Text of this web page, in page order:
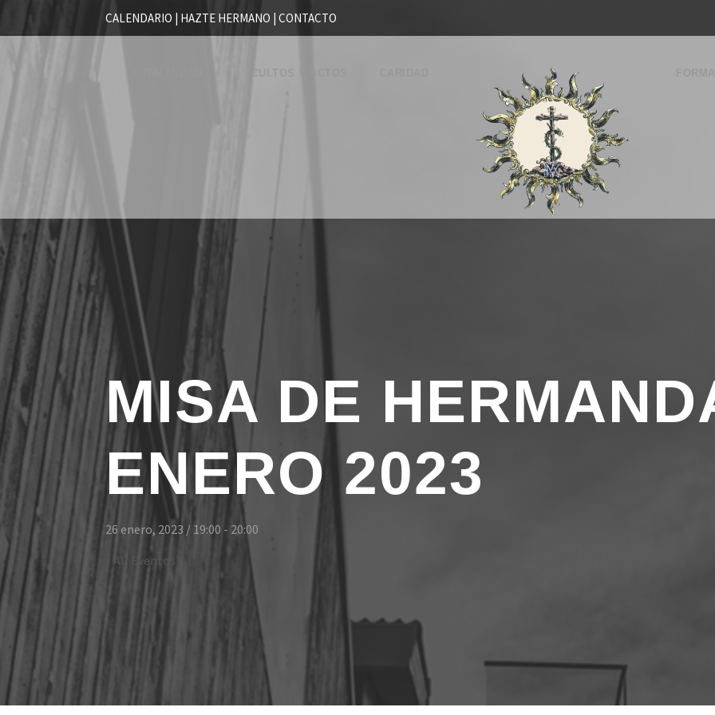
CALENDARIO | HAZTE HERMANO | CONTACTO
MISA DE
ENERO 2023
26 enero, 2023 / 19:00 - 20:00
« All Eventos